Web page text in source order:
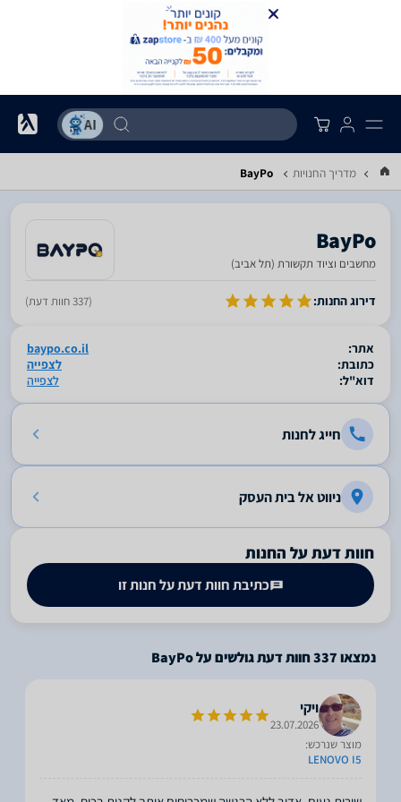
מדריך החנויות BayPo
BayPo
מחשבים וציוד תקשורת (תל אביב)
דירוג החנות: (337 חוות דעת)
אתר:
baypo.co.il
כתובת:
לצפייה
דוא"ל:
לצפייה
חייג לחנות
ניווט אל בית העסק
חוות דעת על החנות
כתיבת חוות דעת על חנות זו
סגור
נמצאו337חוות דעת גולשים על BayPo
ויקי
23.07.2026
מוצר שנרכש:
LENOVO I5